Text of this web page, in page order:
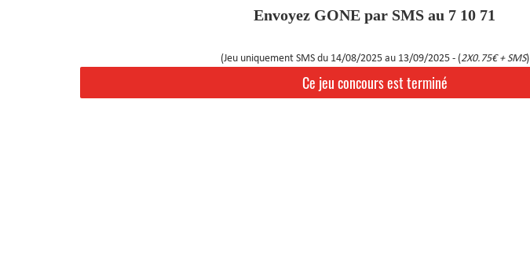
Envoyez GONE par SMS au 7 10 71
(Jeu uniquement SMS du 14/08/2025 au 13/09/2025 - (2X0.75€ + SMS)